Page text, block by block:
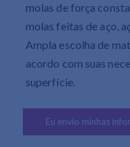
molas de força
molas feitas de aço,
Ampla escolha de
acordo com suas
superfície.
Eu envio minhas